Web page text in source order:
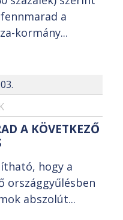
a
kormány...
A KÖVETKEZŐ
hogy a
országgyűlésben
abszolút...